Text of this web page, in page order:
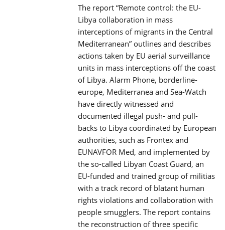
The report “Remote control: the EU-
Libya collaboration in mass
interceptions of migrants in the Central
Mediterranean” outlines and describes
actions taken by EU aerial surveillance
units in mass interceptions off the coast
of Libya. Alarm Phone, borderline-
europe, Mediterranea and Sea-Watch
have directly witnessed and
documented illegal push- and pull-
backs to Libya coordinated by European
authorities, such as Frontex and
EUNAVFOR Med, and implemented by
the so-called Libyan Coast Guard, an
EU-funded and trained group of militias
with a track record of blatant human
rights violations and collaboration with
people smugglers. The report contains
the reconstruction of three specific